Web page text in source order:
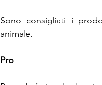
Sono consigliati i
animale.
Pro